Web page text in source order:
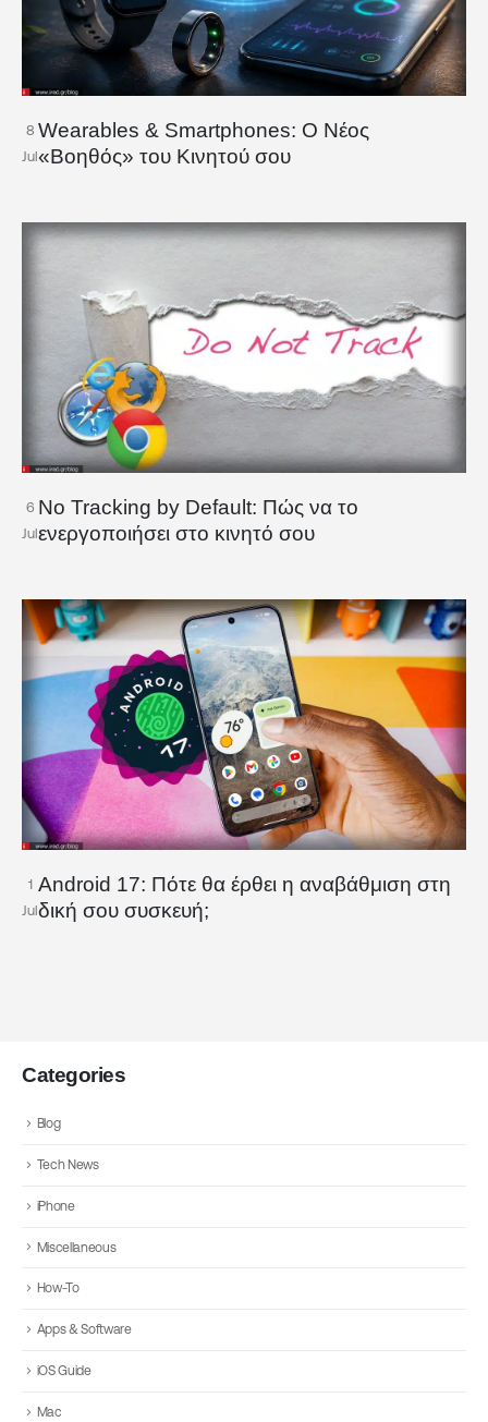
8
Jul
Wearables & Smartphones: Ο Νέος
«Βοηθός» του Κινητού σου
6
Jul
No Tracking by Default: Πώς να το
ενεργοποιήσει στο κινητό σου
1
Jul
Android 17: Πότε θα έρθει η αναβάθμιση στη
δική σου συσκευή;
Categories
Blog
Tech News
iPhone
Miscellaneous
How-To
Apps & Software
iOS Guide
Mac